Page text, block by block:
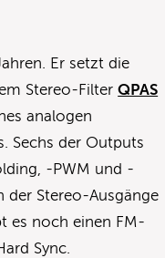
Er setzt die
Stereo-FilterQPAS
analogen
Sechs der Outputs
-PWM und -
der Stereo-Ausgänge
es noch einen FM-
Sync.